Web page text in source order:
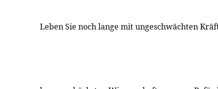
Leben Sie noch lange mit ungeschwächten